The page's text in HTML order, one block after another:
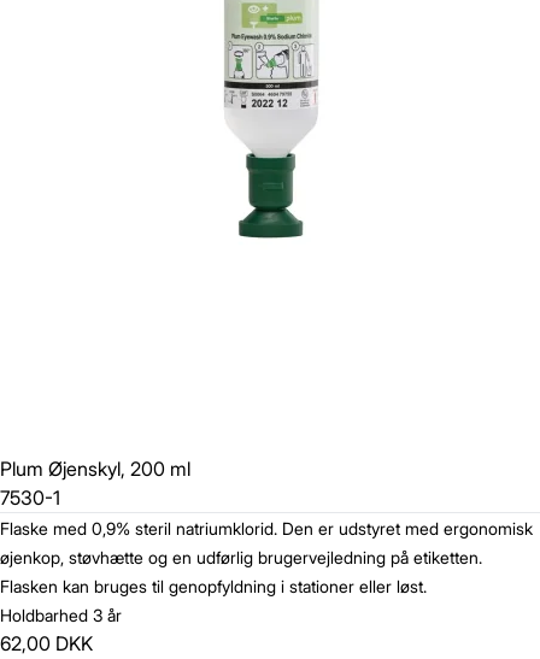
Plum Øjenskyl, 200 ml
7530-1
Flaske med 0,9% steril natriumklorid. Den er udstyret med ergonomisk
øjenkop, støvhætte og en udførlig brugervejledning på etiketten.
Flasken kan bruges til genopfyldning i stationer eller løst.
Holdbarhed 3 år
62,00 DKK